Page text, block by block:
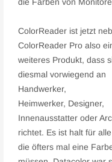
ColorReader ist jetzt
ColorReader Pro also
weiteres Produkt, dass
diesmal vorwiegend an
Handwerker,
Heimwerker, Designer,
Innenausstatter oder
richtet. Es ist halt für
die öfters mal eine